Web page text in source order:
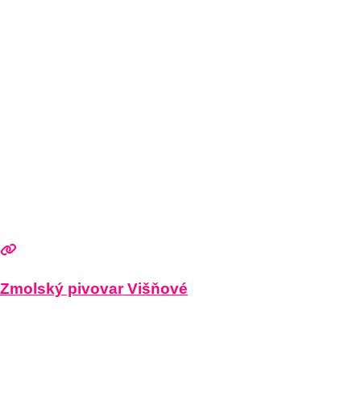
Zmolský pivovar Višňové